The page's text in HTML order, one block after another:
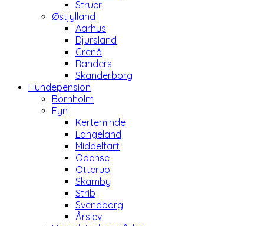
Struer
Østjylland
Aarhus
Djursland
Grenå
Randers
Skanderborg
Hundepension
Bornholm
Fyn
Kerteminde
Langeland
Middelfart
Odense
Otterup
Skamby
Strib
Svendborg
Årslev